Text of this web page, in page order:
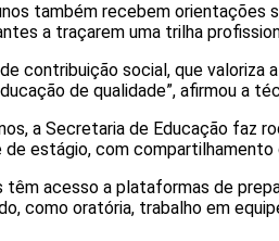
também recebem
a traçarem uma trilha
contribuição social, que
de qualidade”, afirmou a
a Secretaria de Educação
de estágio, com compartilhamento
acesso a plataformas de
como oratória, trabalho em